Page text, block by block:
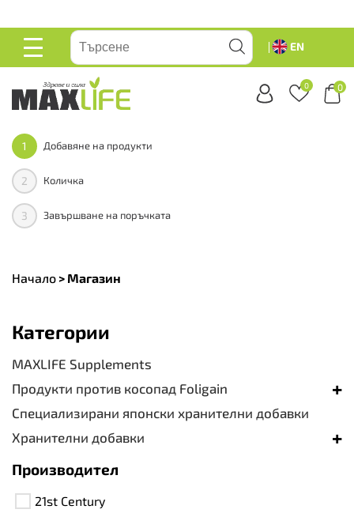
ОСНОВНО
EN
0 0
1 Добавяне на продукти
2 Количка
3 Завършване на поръчката
Начало > Магазин
Категории
MAXLIFE Supplements
Продукти против косопад Foligain
+
Специализирани японски хранителни добавки
Хранителни добавки
+
Производител
21st Century